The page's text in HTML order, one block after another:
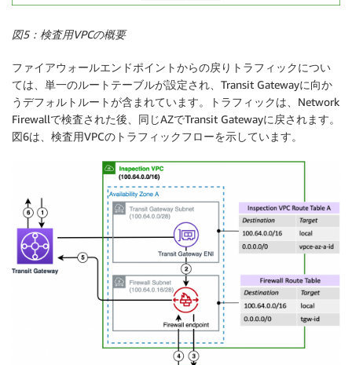
図5：検査用VPCの概要
ファイアウォールエンドポイントからの戻りトラフィックについ
ては、単一のルートテーブルが設定され、Transit Gatewayに向か
うデフォルトルートが含まれています。トラフィックは、Network
Firewallで検査された後、同じAZでTransit Gatewayに戻されます。
図6は、検査用VPCのトラフィックフローを示しています。